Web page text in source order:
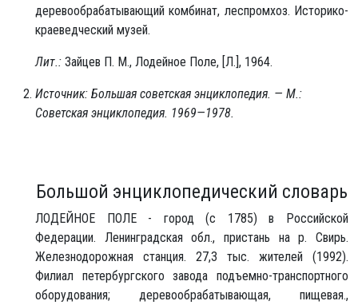
деревообрабатывающий комбинат, леспромхоз. Историко-
краеведческий музей.
Лит.: Зайцев П. М., Лодейное Поле, [Л.], 1964.
Источник: Большая советская энциклопедия. — М.:
Советская энциклопедия. 1969—1978.
Большой энциклопедический словарь
ЛОДЕЙНОЕ ПОЛЕ - город (с 1785) в Российской
Федерации. Ленинградская обл., пристань на р. Свирь.
Железнодорожная станция. 27,3 тыс. жителей (1992).
Филиал петербургского завода подъемно-транспортного
оборудования; деревообрабатывающая, пищевая.,